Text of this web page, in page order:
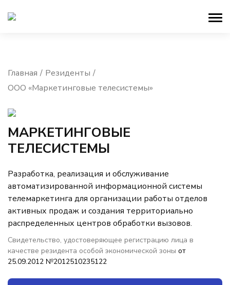
Главная
Резиденты
ООО «Маркетинговые телесистемы»
МАРКЕТИНГОВЫЕ
ТЕЛЕСИСТЕМЫ
Разработка, реализация и обслуживание
автоматизированной информационной системы
телемаркетинга для организации работы отделов
активных продаж и создания территориально
распределенных центров обработки вызовов.
Свидетельство, удостоверяющее регистрацию лица в
качестве резидента особой экономической зоны от
25.09.2012 №2012510235122